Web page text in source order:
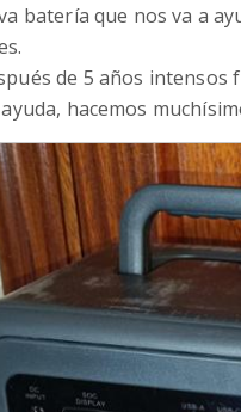
batería que nos va a
de 5 años intensos
hacemos